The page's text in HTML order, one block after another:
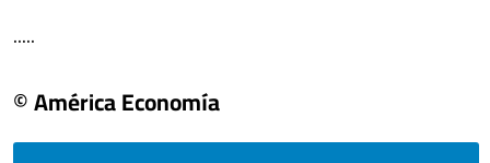
.....
© América Economía